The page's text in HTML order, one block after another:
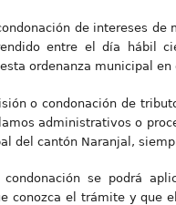
de intereses
entre el día hábil
ordenanza municipal en
o condonación de
administrativos o
del cantón Naranjal,
se podrá
conozca el trámite y que